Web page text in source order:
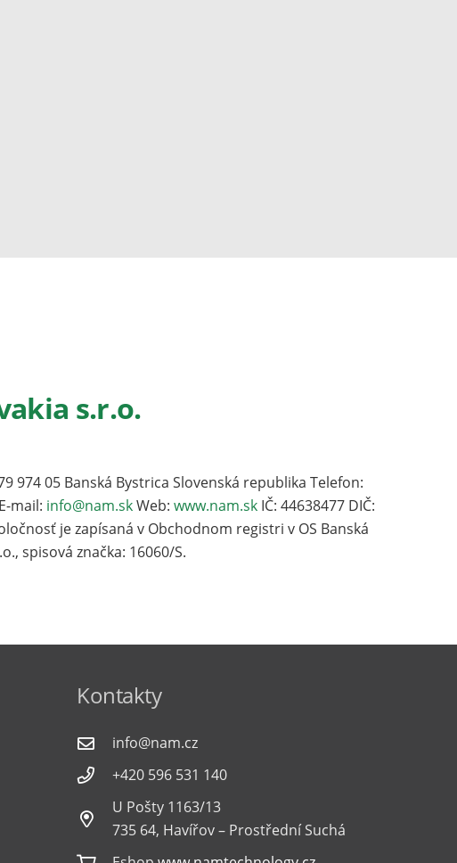
s.r.o.
974 05 Banská Bystrica Slovenská republika Telefon:
E-mail: info@nam.skWeb: www.nam.sk IČ: 44638477 DIČ:
je zapísaná v Obchodnom registri v OS Banská
spisová značka: 16060/S.
Kontakty
info@nam.cz
+420 596 531 140
U Pošty 1163/13
735 64, Havířov – Prostřední Suchá